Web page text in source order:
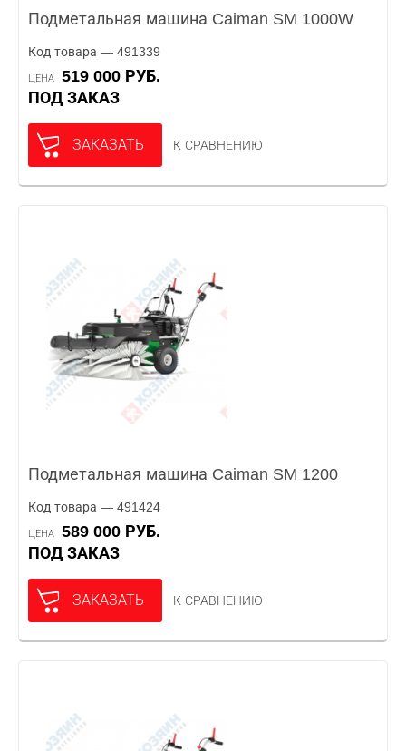
Подметальная машина Caiman SM 1000W
Код товара — 491339
ЦЕНА
519 000 РУБ.
ПОД ЗАКАЗ
ЗАКАЗАТЬ К СРАВНЕНИЮ
Подметальная машина Caiman SM 1200
Код товара — 491424
ЦЕНА
589 000 РУБ.
ПОД ЗАКАЗ
ЗАКАЗАТЬ К СРАВНЕНИЮ